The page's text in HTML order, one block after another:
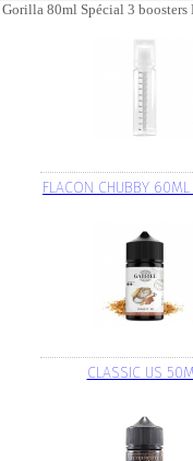
80ml Spécial 3 boosters
FLACON CHUBBY
CLASSIC US